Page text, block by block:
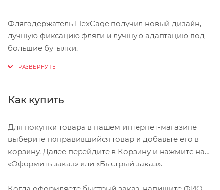
Флягодержатель FlexCage получил новый дизайн,
лучшую фиксацию фляги и лучшую адаптацию под
большие бутылки.
клапан на фляге
надежная фиксация
Вес: 42 грамма
Как купить
Для покупки товара в нашем интернет-магазине
выберите понравившийся товар и добавьте его в
корзину. Далее перейдите в Корзину и нажмите на
«Оформить заказ» или «Быстрый заказ».